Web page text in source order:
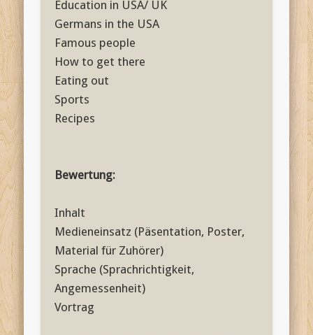
Education in USA/ UK
Germans in the USA
Famous people
How to get there
Eating out
Sports
Recipes
Bewertung:
Inhalt
Medieneinsatz (Päsentation, Poster,
Material für Zuhörer)
Sprache (Sprachrichtigkeit,
Angemessenheit)
Vortrag